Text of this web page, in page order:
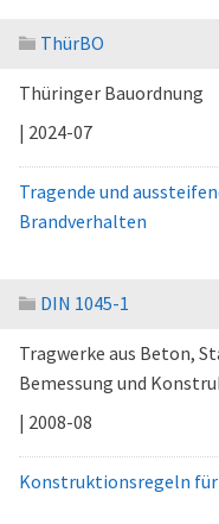
ThürBO
Thüringer Bauordnung
| 2024-07
Tragende und
Brandverhalten
DIN 1045-1
Tragwerke aus Beton,
Bemessung und
| 2008-08
Konstruktionsregeln